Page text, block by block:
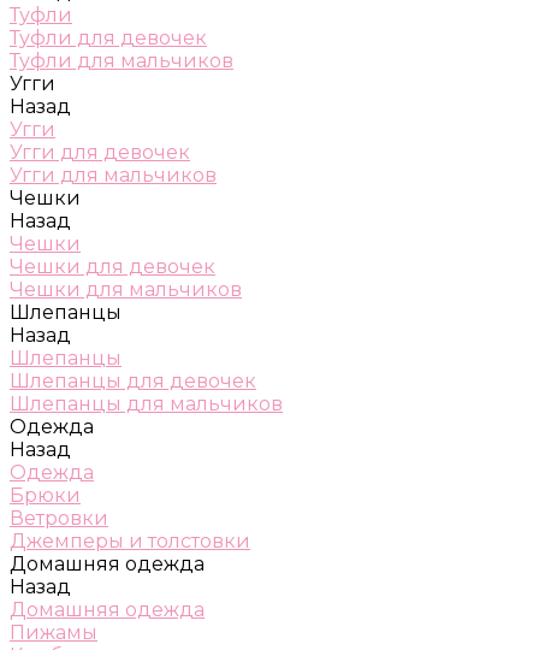
Туфли
Туфли для девочек
Туфли для мальчиков
Угги
Назад
Угги
Угги для девочек
Угги для мальчиков
Чешки
Назад
Чешки
Чешки для девочек
Чешки для мальчиков
Шлепанцы
Назад
Шлепанцы
Шлепанцы для девочек
Шлепанцы для мальчиков
Одежда
Назад
Одежда
Брюки
Ветровки
Джемперы и толстовки
Домашняя одежда
Назад
Домашняя одежда
Пижамы